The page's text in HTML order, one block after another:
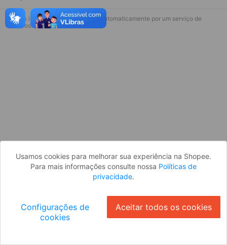
* Esses idiomas serão traduzidos automaticamente por um serviço de
terceiros.
Usamos cookies para melhorar sua experiência na Shopee.
Para mais informações consulte nossa Políticas de
privacidade.
Configurações de
cookies
Aceitar todos os cookies